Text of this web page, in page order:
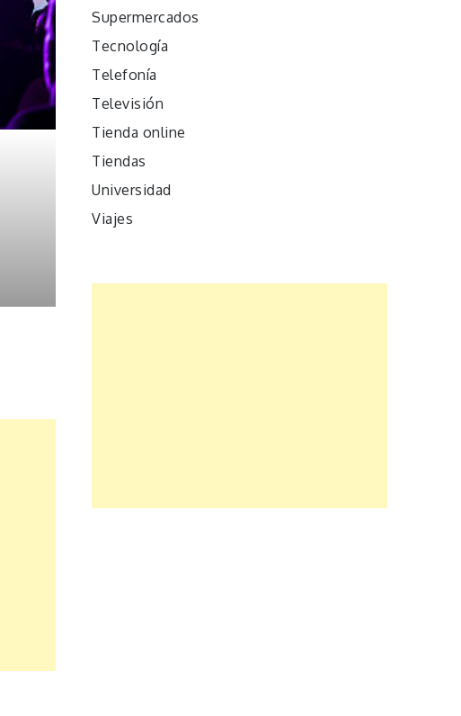
Supermercados
Tecnología
Telefonía
Televisión
Tienda online
Tiendas
Universidad
Viajes